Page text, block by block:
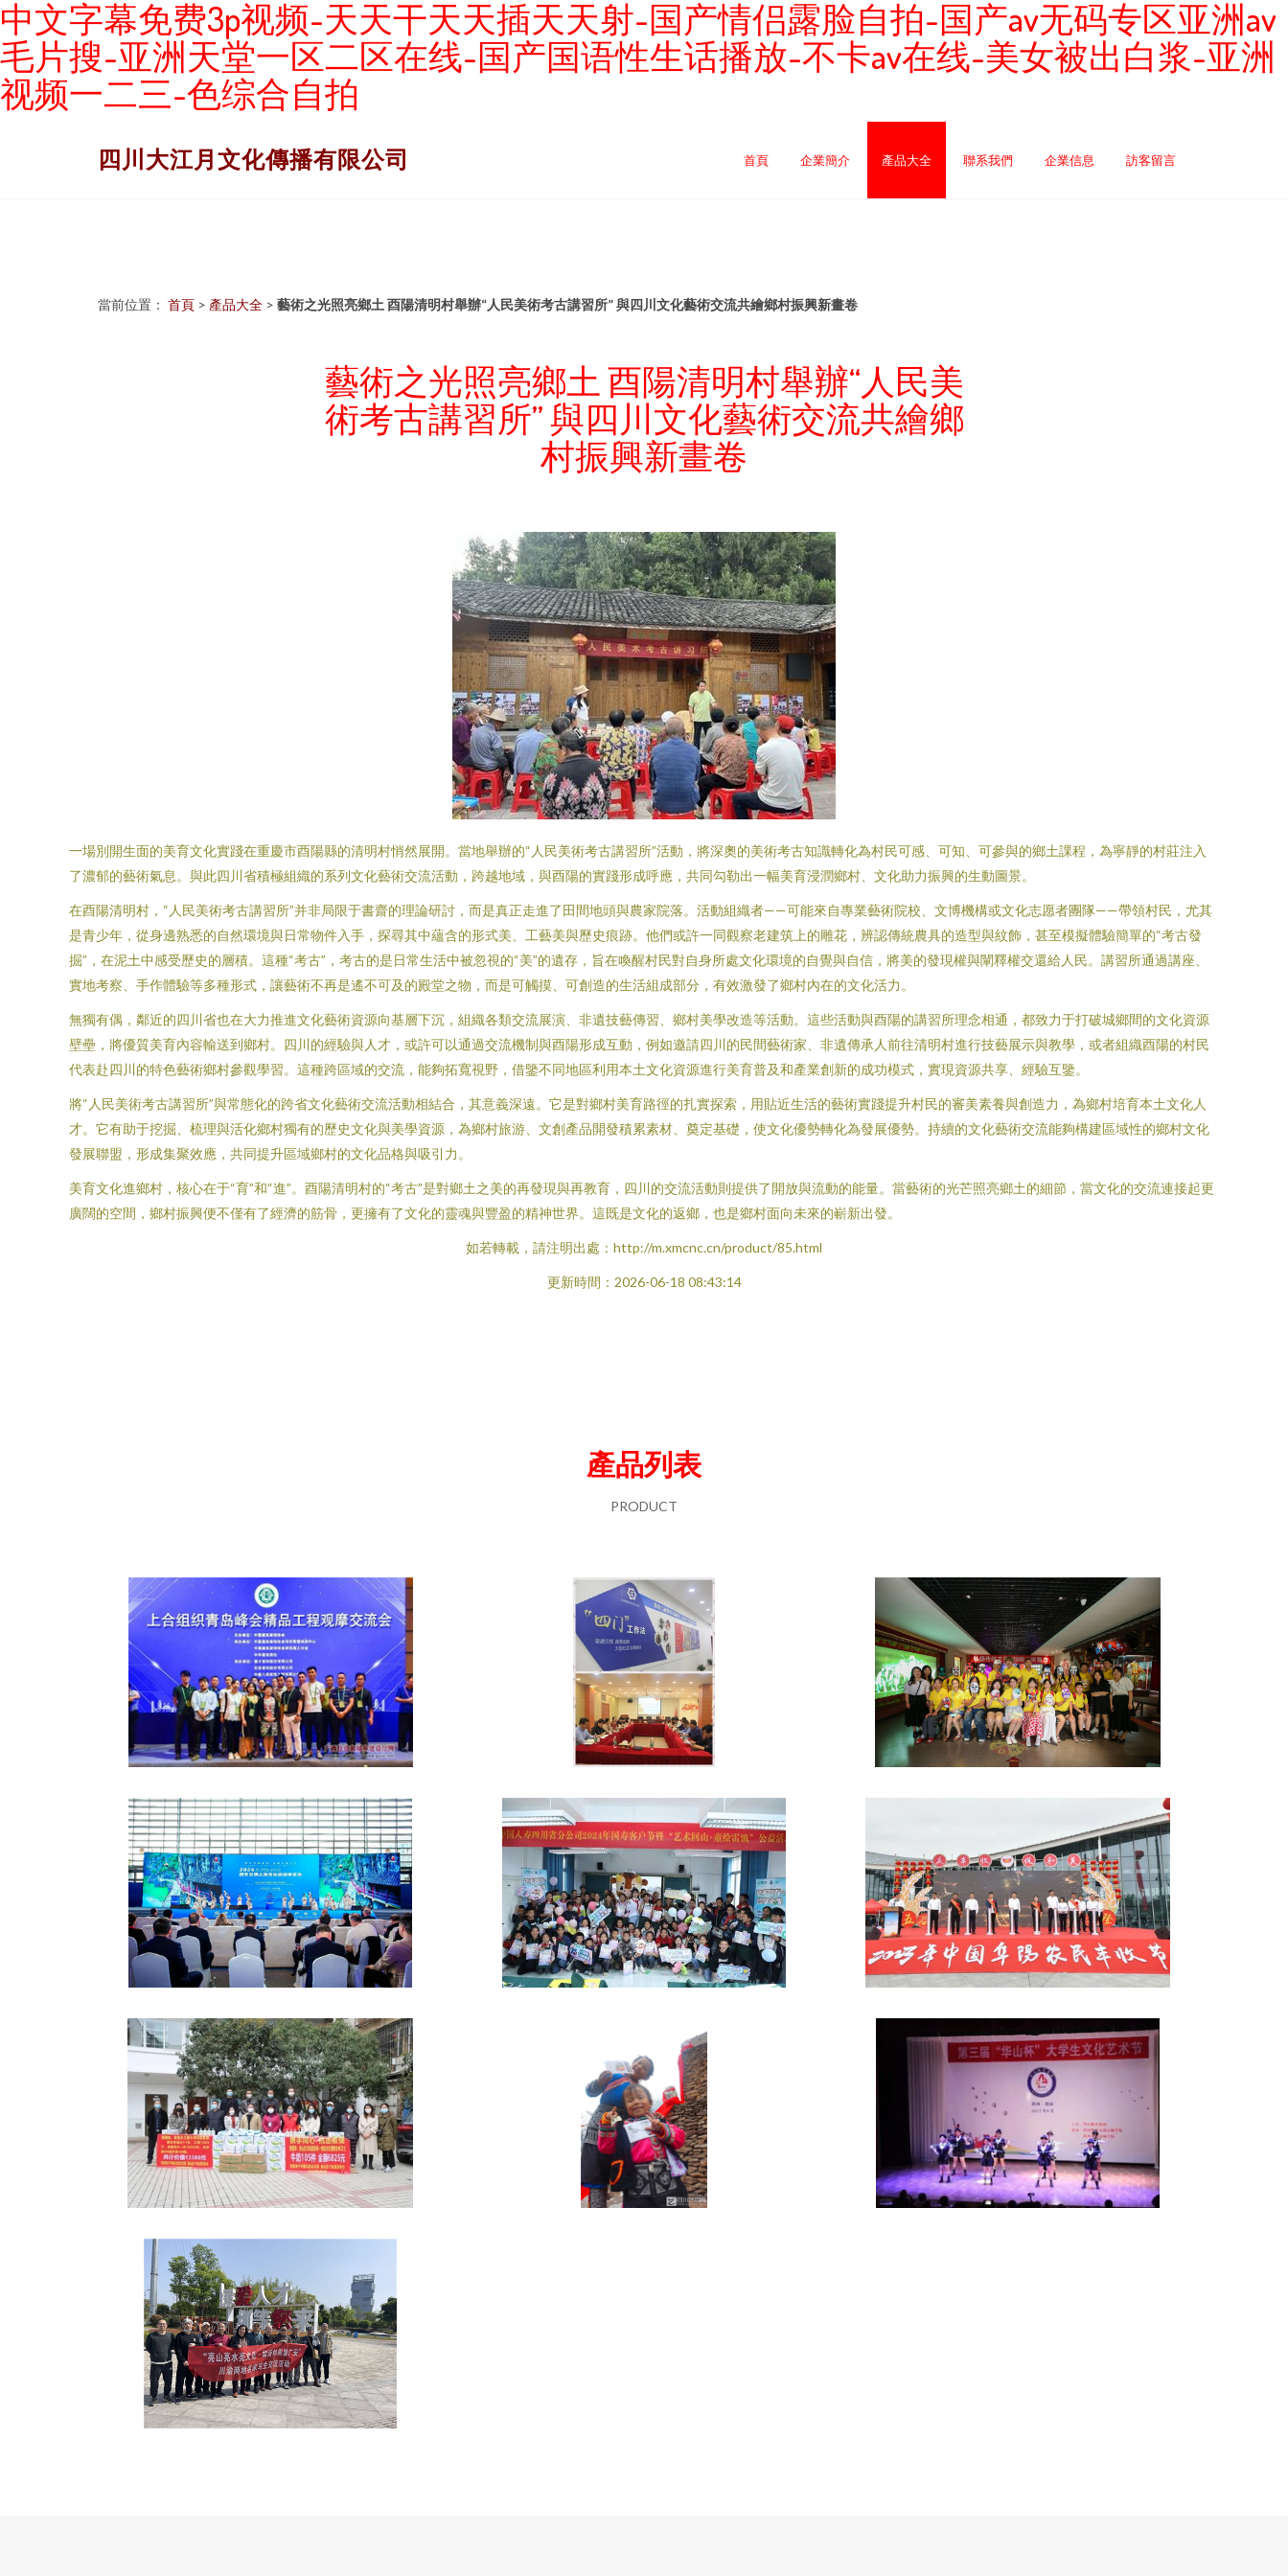
中文字幕免费3p视频-天天干天天插天天射-国产情侣露脸自拍-国产av无码专区亚洲av
毛片搜-亚洲天堂一区二区在线-国产国语性生话播放-不卡av在线-美女被出白浆-亚洲
视频一二三-色综合自拍
四川大江月文化傳播有限公司 首頁 企業簡介 產品大全 聯系我們 企業信息 訪客留言
當前位置： 首頁 > 產品大全 > 藝術之光照亮鄉土 酉陽清明村舉辦“人民美術考古講習所” 與四川文化藝術交流共繪鄉村振興新畫卷
藝術之光照亮鄉土 酉陽清明村舉辦“人民美
術考古講習所” 與四川文化藝術交流共繪鄉
村振興新畫卷
一場別開生面的美育文化實踐在重慶市酉陽縣的清明村悄然展開。當地舉辦的“人民美術考古講習所”活動，將深奧的美術考古知識轉化為村民可感、可知、可參與的鄉土課程，為寧靜的村莊注入
了濃郁的藝術氣息。與此四川省積極組織的系列文化藝術交流活動，跨越地域，與酉陽的實踐形成呼應，共同勾勒出一幅美育浸潤鄉村、文化助力振興的生動圖景。
在酉陽清明村，“人民美術考古講習所”并非局限于書齋的理論研討，而是真正走進了田間地頭與農家院落。活動組織者——可能來自專業藝術院校、文博機構或文化志愿者團隊——帶領村民，尤其
是青少年，從身邊熟悉的自然環境與日常物件入手，探尋其中蘊含的形式美、工藝美與歷史痕跡。他們或許一同觀察老建筑上的雕花，辨認傳統農具的造型與紋飾，甚至模擬體驗簡單的“考古發
掘”，在泥土中感受歷史的層積。這種“考古”，考古的是日常生活中被忽視的“美”的遺存，旨在喚醒村民對自身所處文化環境的自覺與自信，將美的發現權與闡釋權交還給人民。講習所通過講座、
實地考察、手作體驗等多種形式，讓藝術不再是遙不可及的殿堂之物，而是可觸摸、可創造的生活組成部分，有效激發了鄉村內在的文化活力。
無獨有偶，鄰近的四川省也在大力推進文化藝術資源向基層下沉，組織各類交流展演、非遺技藝傳習、鄉村美學改造等活動。這些活動與酉陽的講習所理念相通，都致力于打破城鄉間的文化資源
壁壘，將優質美育內容輸送到鄉村。四川的經驗與人才，或許可以通過交流機制與酉陽形成互動，例如邀請四川的民間藝術家、非遺傳承人前往清明村進行技藝展示與教學，或者組織酉陽的村民
代表赴四川的特色藝術鄉村參觀學習。這種跨區域的交流，能夠拓寬視野，借鑒不同地區利用本土文化資源進行美育普及和產業創新的成功模式，實現資源共享、經驗互鑒。
將“人民美術考古講習所”與常態化的跨省文化藝術交流活動相結合，其意義深遠。它是對鄉村美育路徑的扎實探索，用貼近生活的藝術實踐提升村民的審美素養與創造力，為鄉村培育本土文化人
才。它有助于挖掘、梳理與活化鄉村獨有的歷史文化與美學資源，為鄉村旅游、文創產品開發積累素材、奠定基礎，使文化優勢轉化為發展優勢。持續的文化藝術交流能夠構建區域性的鄉村文化
發展聯盟，形成集聚效應，共同提升區域鄉村的文化品格與吸引力。
美育文化進鄉村，核心在于“育”和“進”。酉陽清明村的“考古”是對鄉土之美的再發現與再教育，四川的交流活動則提供了開放與流動的能量。當藝術的光芒照亮鄉土的細節，當文化的交流連接起更
廣闊的空間，鄉村振興便不僅有了經濟的筋骨，更擁有了文化的靈魂與豐盈的精神世界。這既是文化的返鄉，也是鄉村面向未來的嶄新出發。
如若轉載，請注明出處：http://m.xmcnc.cn/product/85.html
更新時間：2026-06-18 08:43:14
產品列表
PRODUCT